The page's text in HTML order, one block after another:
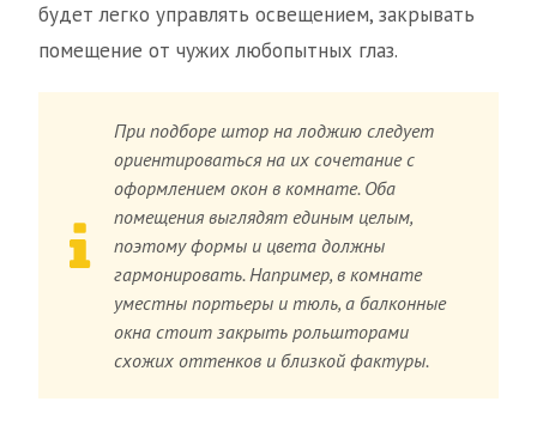
будет легко управлять освещением, закрывать
помещение от чужих любопытных глаз.
При подборе штор на лоджию следует
ориентироваться на их сочетание с
оформлением окон в комнате. Оба
помещения выглядят единым целым,
поэтому формы и цвета должны
гармонировать. Например, в комнате
уместны портьеры и тюль, а балконные
окна стоит закрыть рольшторами
схожих оттенков и близкой фактуры.